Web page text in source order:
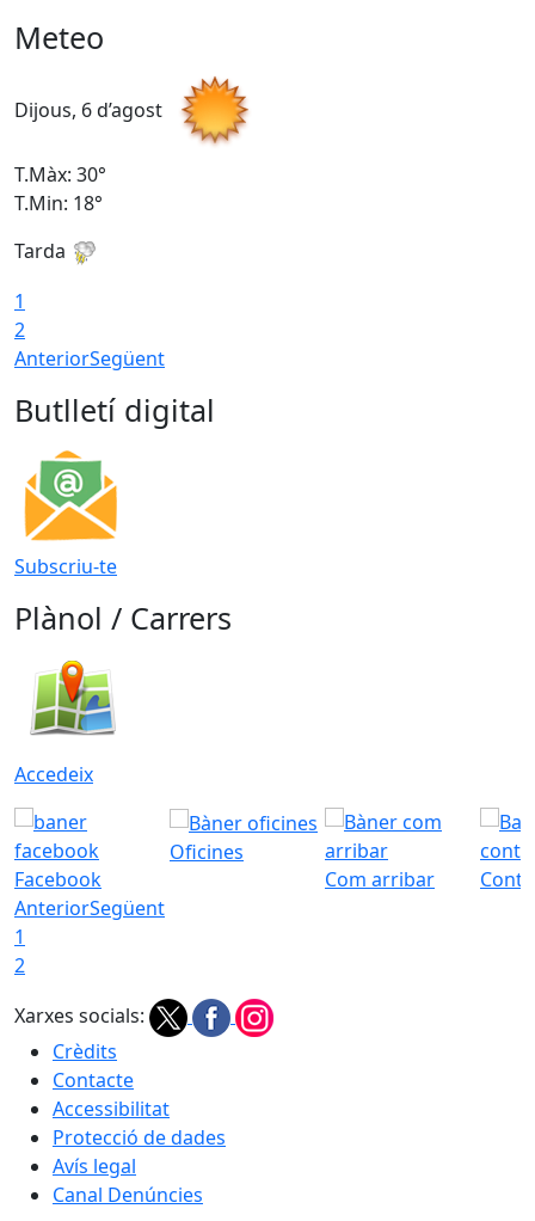
Meteo
Dijous, 6 d’agost
T.Màx: 30°
T.Min: 18°
Tarda
1
2
AnteriorSegüent
Butlletí digital
Subscriu-te
Plànol / Carrers
Accedeix
Facebook
Oficines
Com arribar
AnteriorSegüent
1
2
Xarxes socials:
Crèdits
Contacte
Accessibilitat
Protecció de dades
Avís legal
Canal Denúncies